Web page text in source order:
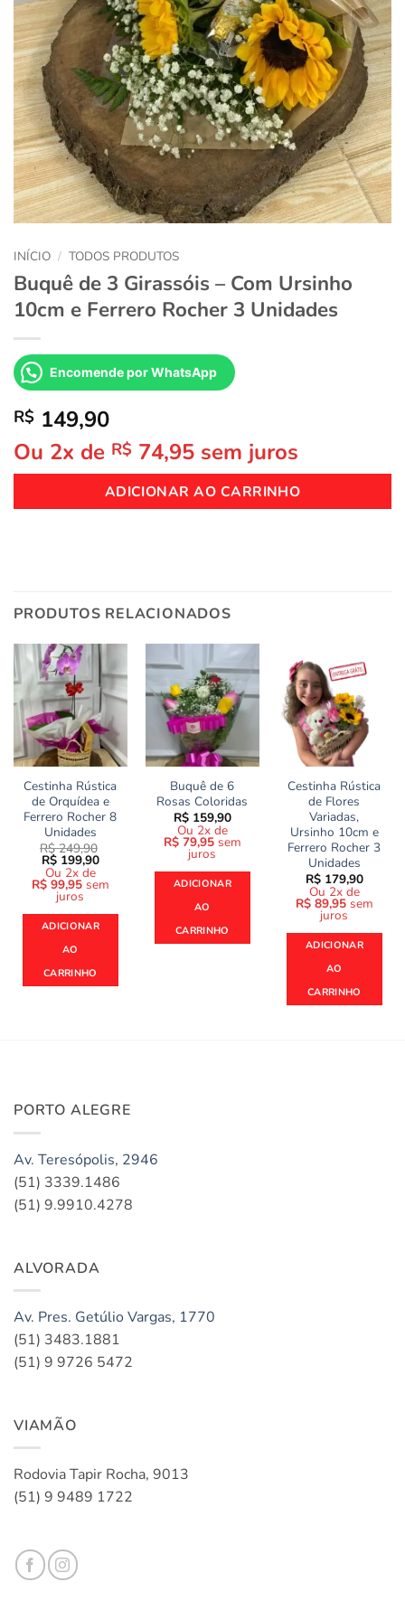
INÍCIO / TODOS PRODUTOS
Buquê de 3 Girassóis – Com Ursinho
10cm e Ferrero Rocher 3 Unidades
Encomende por WhatsApp
R$ 149,90
Ou 2x de R$ 74,95 sem juros
ADICIONAR AO CARRINHO
PRODUTOS RELACIONADOS
Cestinha Rústica
de Orquídea e
Ferrero Rocher 8
Unidades
R$249,90
O
preço
original
era:
R$ 249,90.
R$199,90O
atual
é:
Ou 2x de
R$99,95 sem
juros
ADICIONAR
AO
CARRINHO
Buquê de 6
Rosas Coloridas
R$159,90
Ou 2x de
R$79,95 sem
juros
ADICIONAR
AO
CARRINHO
Cestinha Rústica
de Flores
Variadas,
Ursinho 10cm e
Ferrero Rocher 3
Unidades
R$179,90
Ou 2x de
R$89,95 sem
juros
ADICIONAR
AO
CARRINHO
PORTO ALEGRE
Av. Teresópolis, 2946
(51) 3339.1486
(51) 9.9910.4278
ALVORADA
Av. Pres. Getúlio Vargas, 1770
(51) 3483.1881
(51) 9 9726 5472
VIAMÃO
Rodovia Tapir Rocha, 9013
(51) 9 9489 1722